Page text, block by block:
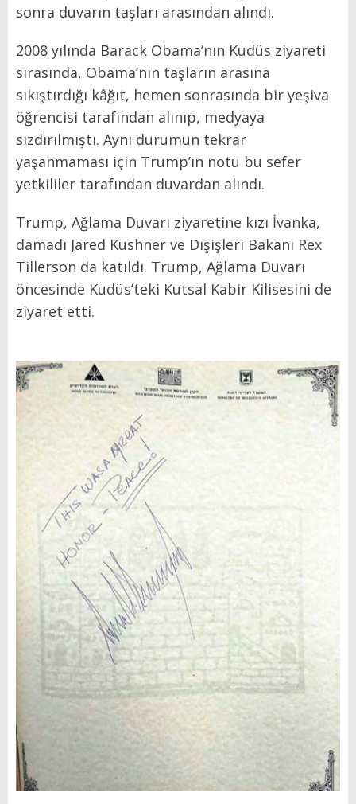
sonra duvarın taşları arasından alındı.
2008 yılında Barack Obama’nın Kudüs ziyareti
sırasında, Obama’nın taşların arasına
sıkıştırdığı kâğıt, hemen sonrasında bir yeşiva
öğrencisi tarafından alınıp, medyaya
sızdırılmıştı. Aynı durumun tekrar
yaşanmaması için Trump’ın notu bu sefer
yetkililer tarafından duvardan alındı.
Trump, Ağlama Duvarı ziyaretine kızı İvanka,
damadı Jared Kushner ve Dışişleri Bakanı Rex
Tillerson da katıldı. Trump, Ağlama Duvarı
öncesinde Kudüs’teki Kutsal Kabir Kilisesini de
ziyaret etti.